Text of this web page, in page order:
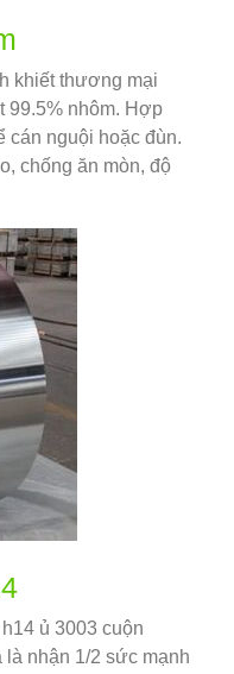
khiết thương mại
99.5% nhôm. Hợp
nguội hoặc đùn.
chống ăn mòn, độ
ủ 3003 cuộn
nhận 1/2 sức mạnh